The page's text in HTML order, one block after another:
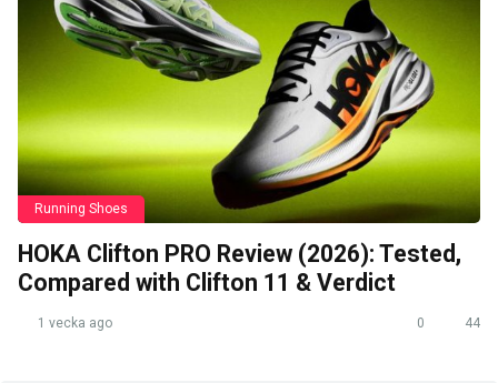
Running Shoes
HOKA Clifton PRO Review (2026): Tested,
Compared with Clifton 11 & Verdict
1 vecka ago 0 44